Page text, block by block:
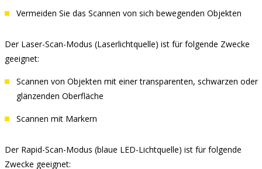
Vermeiden Sie das Scannen von sich bewegenden Objekten
Der Laser-Scan-Modus (Laserlichtquelle) ist für folgende Zwecke
geeignet:
Scannen von Objekten mit einer transparenten, schwarzen oder
glänzenden Oberfläche
Scannen mit Markern
Der Rapid-Scan-Modus (blaue LED-Lichtquelle) ist für folgende
Zwecke geeignet: